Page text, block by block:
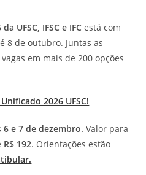
UFSC, IFSC e IFCestá com
8 de outubro. Juntas as
em mais de 200 opções
2026 UFSC!
6 e 7 de dezembro. Valor para
R$ 192. Orientações estão